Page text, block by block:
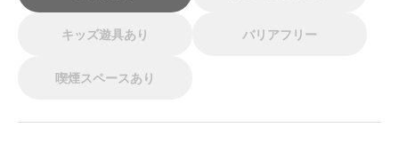
キッズ遊具あり バリアフリー
喫煙スペースあり